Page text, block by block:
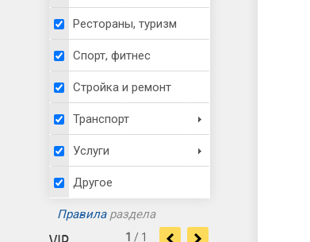
Рестораны, туризм
Спорт, фитнес
Стройка и ремонт
Транспорт
Услуги
Другое
Правилараздела
1 / 1 < >